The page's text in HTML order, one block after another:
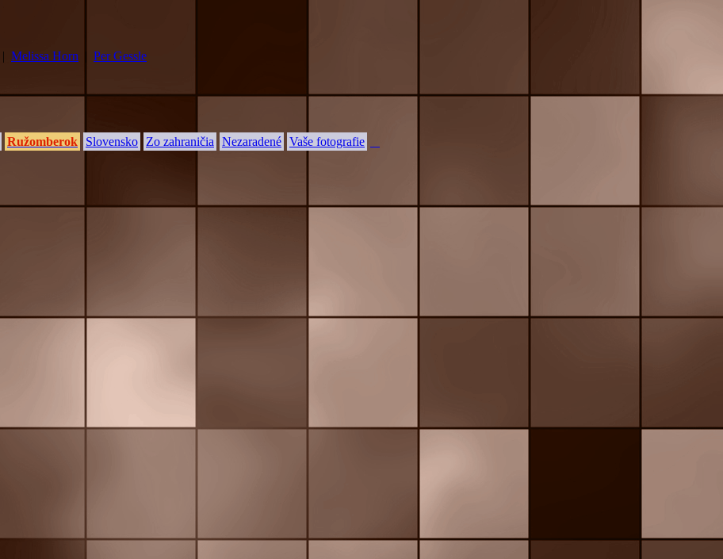
| Melissa Horn Per Gessle
Ružomberok Slovensko Zo zahraničia Nezaradené Vaše fotografie